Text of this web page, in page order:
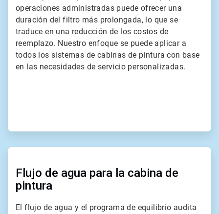
operaciones administradas puede ofrecer una
duración del filtro más prolongada, lo que se
traduce en una reducción de los costos de
reemplazo. Nuestro enfoque se puede aplicar a
todos los sistemas de cabinas de pintura con base
en las necesidades de servicio personalizadas.
ArticleTile
Flujo de agua para la cabina de
pintura
El flujo de agua y el programa de equilibrio audita